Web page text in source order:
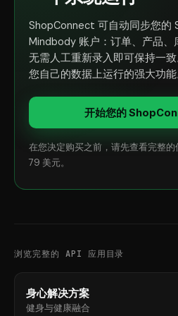
ShopConnect 可自动同步您的
Mindbody 账户：订单、产品、
无需人工重新录入即可保持一
您自己的数据上运行的强大功能
开始您的
在您决定购买之前，请先查看完整
79 美元。
浏览完整的 API 应用目录
身心解决方案
健身与健康融合